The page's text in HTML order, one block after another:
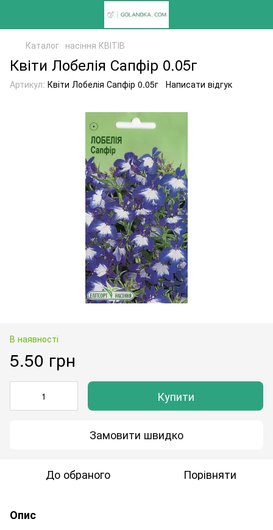
Каталог насіння КВІТІВ
Квіти Лобелія Сапфір 0.05г
Артикул: Квіти Лобелія Сапфір 0.05г Написати відгук
В наявності
5.50 грн
Купити
Замовити швидко
До обраного Порівняти
Опис